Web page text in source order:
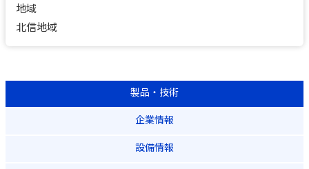
地域
北信地域
製品・技術
企業情報
設備情報